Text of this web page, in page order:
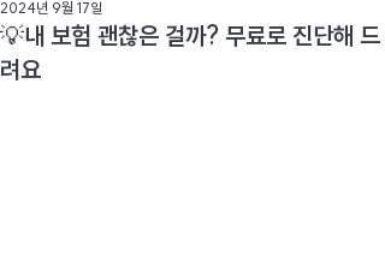
💡내 보험 괜찮은 걸까? 무료로 진단해 드
려요
2024년 9월 17일